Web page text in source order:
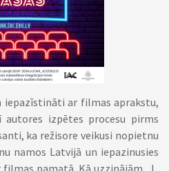
ar filmas aprakstu,
izpētes procesu pirms
ka režisore veikusi nopietnu
namos Latvijā un iepazinusies
pamatā. Kā uzzinājām, L.